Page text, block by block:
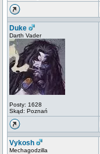
Duke
Darth Vader
Posty: 1628
Skąd: Poznań
Vykosh
Mechagodzilla